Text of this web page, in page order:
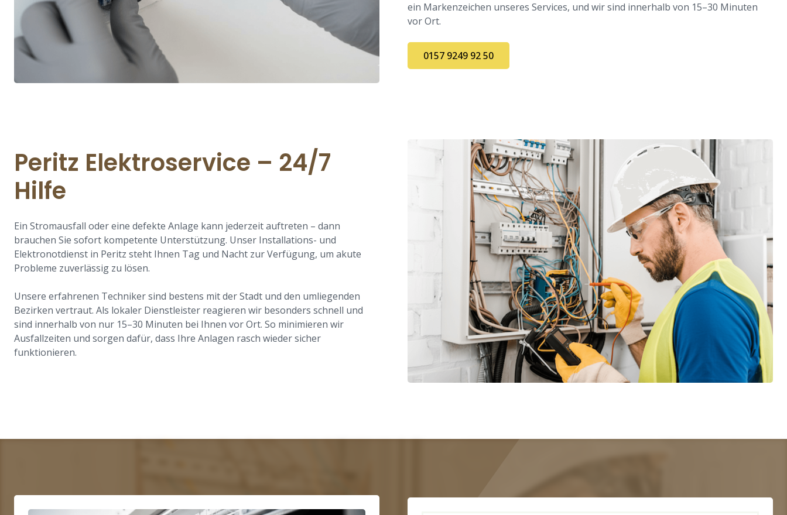
ein Markenzeichen unseres Services, und wir sind innerhalb von 15–30 Minuten
vor Ort.
0157 9249 92 50
Peritz Elektroservice – 24/7
Hilfe
Ein Stromausfall oder eine defekte Anlage kann jederzeit auftreten – dann
brauchen Sie sofort kompetente Unterstützung. Unser Installations- und
Elektronotdienst in Peritz steht Ihnen Tag und Nacht zur Verfügung, um akute
Probleme zuverlässig zu lösen.
Unsere erfahrenen Techniker sind bestens mit der Stadt und den umliegenden
Bezirken vertraut. Als lokaler Dienstleister reagieren wir besonders schnell und
sind innerhalb von nur 15–30 Minuten bei Ihnen vor Ort. So minimieren wir
Ausfallzeiten und sorgen dafür, dass Ihre Anlagen rasch wieder sicher
funktionieren.